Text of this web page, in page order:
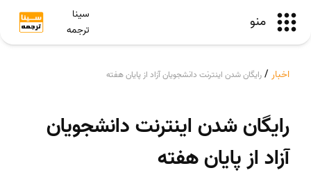
منو
سینا
ترجمه
اخبار / رایگان شدن اینترنت دانشجویان آزاد از پایان هفته
رایگان شدن اینترنت دانشجویان
آزاد از پایان هفته